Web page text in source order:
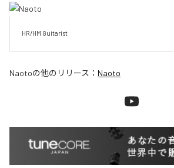
HR/HM Guitarist
Naotoの他のリリース： Naoto